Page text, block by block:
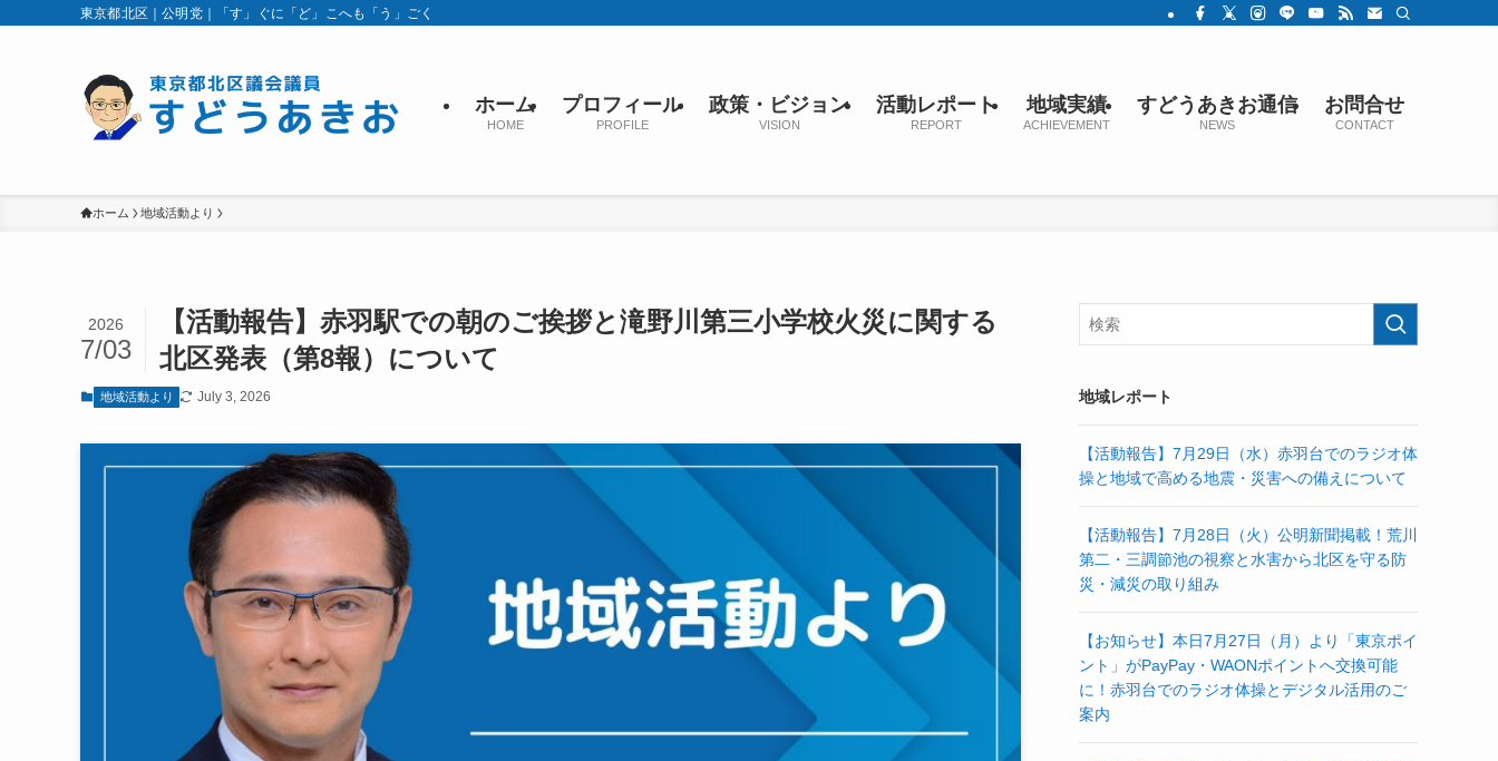
東京都北区｜公明党｜「す」ぐに「ど」こへも「う」ごく
ホーム
HOME
プロフィール
PROFILE
政策・ビジョン
VISION
活動レポート
REPORT
地域実績
ACHIEVEMENT
すどうあきお通信
NEWS
お問合せ
CONTACT
ホーム 地域活動より
【活動報告】赤羽駅での朝のご挨拶と滝野川第三小学校火災に関する
北区発表（第8報）について
2026
7/03
地域活動より July 3, 2026 地域レポート
【活動報告】7月29日（水）赤羽台でのラジオ体
操と地域で高める地震・災害への備えについて
【活動報告】7月28日（火）公明新聞掲載！荒川
第二・三調節池の視察と水害から北区を守る防
災・減災の取り組み
【お知らせ】本日7月27日（月）より「東京ポイ
ント」がPayPay・WAONポイントへ交換可能
に！赤羽台でのラジオ体操とデジタル活用のご
案内